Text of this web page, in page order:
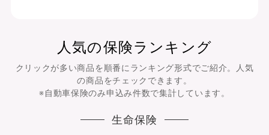
人気の保険ランキング
クリックが多い商品を順番にランキング形式でご紹介。人気
の商品をチェックできます。
※自動車保険のみ申込み件数で集計しています。
生命保険